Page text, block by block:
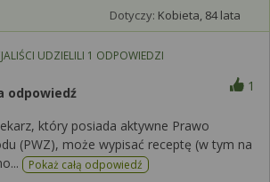
Dotyczy: Kobieta, 84 lata
UDZIELILI 1 ODPOWIEDZI
odpowiedź 1
który posiada aktywne Prawo
(PWZ), może wypisać receptę (w tym na
Pokaż całą odpowiedź